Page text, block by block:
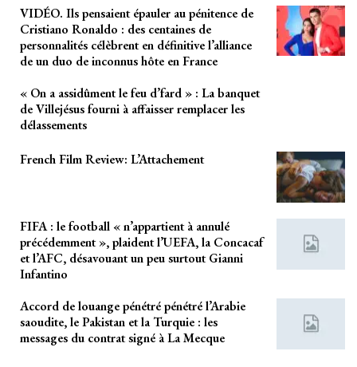
VIDÉO. Ils pensaient épauler au pénitence de
Cristiano Ronaldo : des centaines de
personnalités célèbrent en définitive l’alliance
de un duo de inconnus hôte en France
« On a assidûment le feu d’fard » : La banquet
de Villejésus fourni à affaisser remplacer les
délassements
French Film Review: L’Attachement
FIFA : le football « n’appartient à annulé
précédemment », plaident l’UEFA, la Concacaf
et l’AFC, désavouant un peu surtout Gianni
Infantino
Accord de louange pénétré pénétré l’Arabie
saoudite, le Pakistan et la Turquie : les
messages du contrat signé à La Mecque